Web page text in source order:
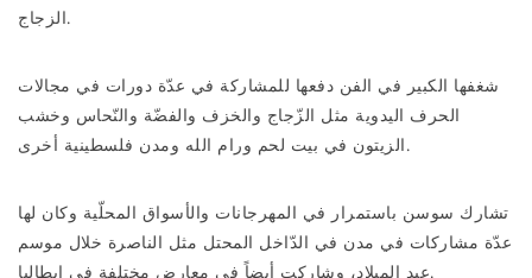
الزجاج.
شغفها الكبير في الفن دفعها للمشاركة في عدّة دورات في مجالات
الحرف اليدوية مثل الزّجاج والخزف والفضّة والنّحاس وخشب
الزيتون في بيت لحم ورام الله ومدن فلسطينية أخرى.
تشارك سوسن باستمرار في المهرجانات والأسواق المحلّية وكان لها
عدّة مشاركات في مدن في الدّاخل المحتل مثل الناصرة خلال موسم
عيد الميلاد، وشاركت أيضاً في معارض مختلفة في إيطاليا.